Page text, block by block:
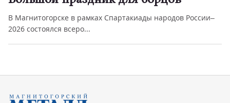
В Магнитогорске в рамках Спартакиады народов России–
2026 состоялся всеро...